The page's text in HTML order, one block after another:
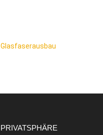
Glasfaserausbau
PRIVATSPHÄRE